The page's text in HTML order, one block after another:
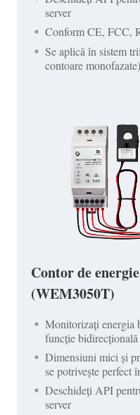
server
Conform CE, FCC,
Se aplică în sistem
contoare
Contor de
(WEM3050T)
Monitorizați energia
funcție bidirecțională
Dimensiuni mici și
se potrivește perfect
Deschideți API
server